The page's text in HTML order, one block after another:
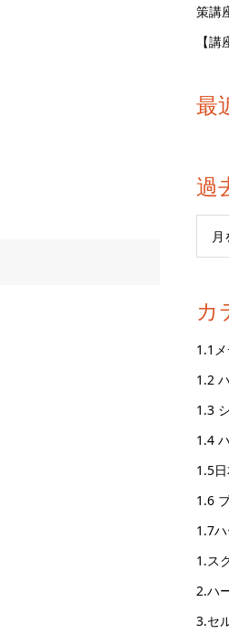
策講
【
最
過
カ
1.1
1.2
1.3
1.4
1.5
1.6
1.7
1.ス
2.ハ
3.セ